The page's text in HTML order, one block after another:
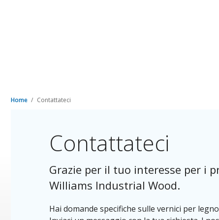
Home Contattateci
Contattateci
Grazie per il tuo interesse per i
Williams Industrial Wood.
Hai domande specifiche sulle vernici per